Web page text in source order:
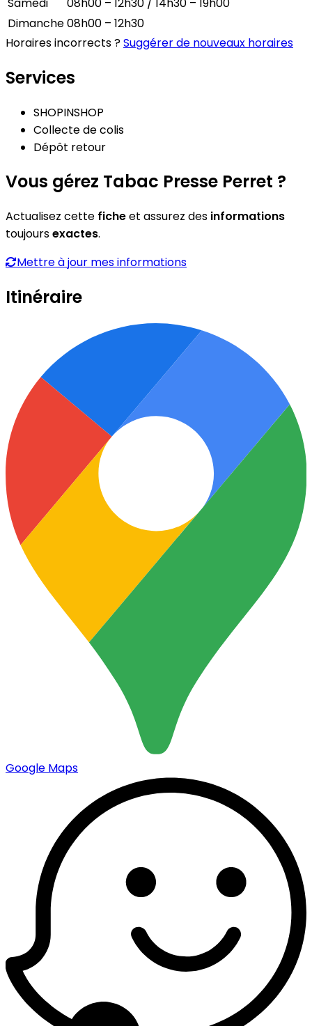
Dimanche08h00 – 12h30
Horaires incorrects ?Suggérer de nouveaux horaires
Services
SHOPINSHOP
Collecte de colis
Dépôt retour
Vous gérez Tabac Presse Perret ?
Actualisez cette ficheet assurez des informations
toujoursexactes.
Mettre à jour mes informations
Itinéraire
Google Maps